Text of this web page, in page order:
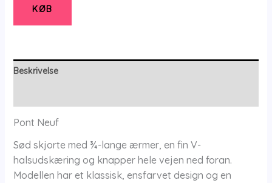
Pngunvar
-
-
Neuf
antal
KØB
Beskrivelse
Pont Neuf
Sød skjorte med ¾-lange ærmer, en fin V-
halsudskæring og knapper hele vejen ned foran.
Modellen har et klassisk, ensfarvet design og en